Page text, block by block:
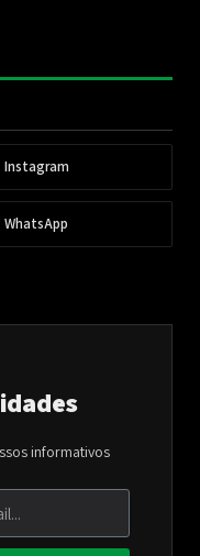
Instagram
WhatsApp
informativos